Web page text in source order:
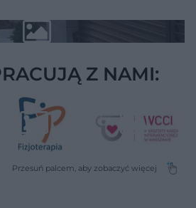
Z NAMI: